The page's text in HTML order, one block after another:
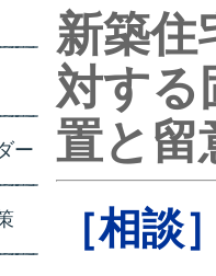
ー
新築住
対する
置と留
［相談